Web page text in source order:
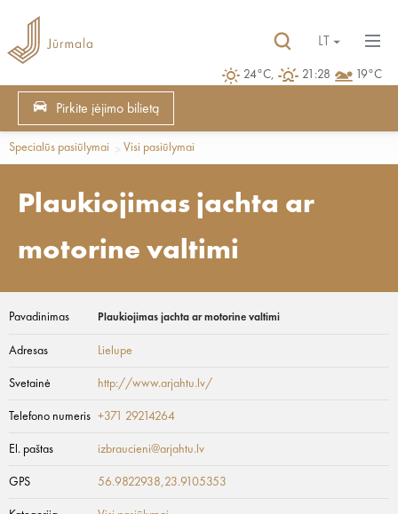
24°C, 21:28 19°C
LT
Pirkite įėjimo bilietą
Specialūs pasiūlymai Visi pasiūlymai
Plaukiojimas jachta ar
motorine valtimi
Pavadinimas Plaukiojimas jachta ar motorine valtimi
Adresas Lielupe
Svetainė http://www.arjahtu.lv/
Telefono numeris +371 29214264
El. paštas izbraucieni@arjahtu.lv
GPS 56.9822938,23.9105353